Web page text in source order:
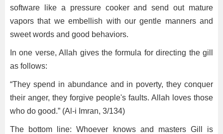
software like a pressure cooker and send out mature
vapors that we embellish with our gentle manners and
sweet words and good behaviors.
In one verse, Allah gives the formula for directing the gill
as follows:
“They spend in abundance and in poverty, they conquer
their anger, they forgive people's faults. Allah loves those
who do good.” (Al-i Imran, 3/134)
The bottom line: Whoever knows and masters Gill is